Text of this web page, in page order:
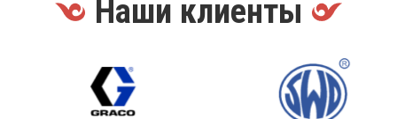
Наши клиенты